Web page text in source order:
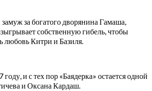
за богатого дворянина Гамаша,
собственную гибель, чтобы
любовь Китри и Базиля.
и с тех пор «Баядерка» остается одной
и Оксана Кардаш.